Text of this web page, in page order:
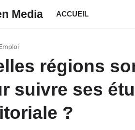
Media ACCUEIL
régions
suivre ses
?